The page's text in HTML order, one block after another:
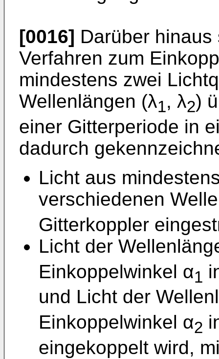
[0016] Darüber
Verfahren zum
mindestens zwei
Wellenlängen (λ1, λ2)
einer Gitterperiode in
dadurch
Licht aus
verschiedenen
Gitterkoppler
Licht der
Einkoppelwinkel α1
und Licht der
Einkoppelwinkel α2
eingekoppelt wird,